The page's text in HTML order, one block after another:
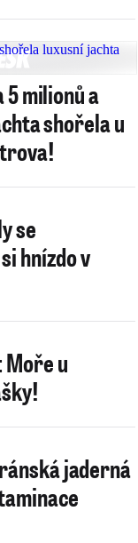
milionů a
shořela u
se
hnízdo v
Moře u
jaderná